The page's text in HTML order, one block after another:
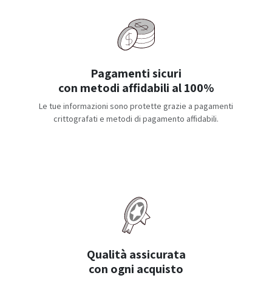
Pagamenti sicuri
con metodi affidabili al 100%
Le tue informazioni sono protette grazie a pagamenti
crittografati e metodi di pagamento affidabili.
Qualità assicurata
con ogni acquisto